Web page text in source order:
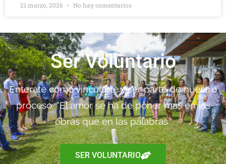
21 marzo, 2026 No hay comentarios
Ser Voluntario
Enterate como vincularte y ser parte de nuestro
proceso. “El amor se ha de poner más en las
obras que en las palabras”
SER VOLUNTARIO